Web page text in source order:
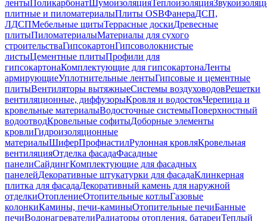
лентыПоликарбонатШумоизоляцияТеплоизоляция
плитные и пиломатериалыПлиты OSBФанераДСП,
ЛДСПМебельные щитыТеррасные доскиДревесные
плитыПиломатериалыМатериалы для сухого
строительстваГипсокартонГипсоволокнистые
листыЦементные плитыПрофили для
гипсокартонаКомплектующие для гипсокартонаЛенты
армирующиеУплотнительные лентыГипсовые и цементные
плитыВентиляторы вытяжныеСистемы воздуховодовРешетки
вентиляционные, диффузорыКровля и водостокЧерепица и
кровельные материалыВодосточные системыПоверхностный
водоотводКровельные софитыДоборные элементы
кровлиГидроизоляционные
материалыШиферПрофнастилРулонная кровляКровельная
вентиляцияОтделка фасадаФасадные
панелиСайдингКомплектующие для фасадных
панелейДекоративные штукатурки для фасадаКлинкерная
плитка для фасадаДекоративный камень для наружной
отделкиОтоплениеОтопительные котлыГазовые
колонкиКамины, печи-каминыОтопительные печиБанные
печиВодонагревателиРадиаторы отопления, батареиТеплый